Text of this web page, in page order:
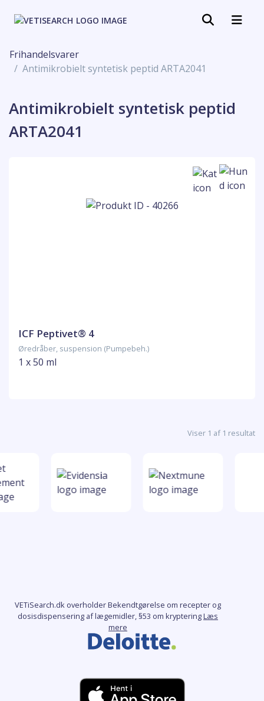
Frihandelsvarer
Antimikrobielt syntetisk peptid ARTA2041
Antimikrobielt syntetisk peptid
ARTA2041
ICF Peptivet® 4
Øredråber, suspension (Pumpebeh.)
1 x 50 ml
Viser 1 af 1 resultat
VETiSearch.dk overholder Bekendtgørelse om recepter og
dosisdispensering af lægemidler, §53 om krypteringLæs
mere